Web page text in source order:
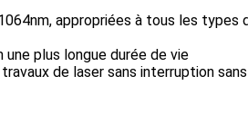
appropriées à tous les types
plus longue durée de vie
de laser sans interruption